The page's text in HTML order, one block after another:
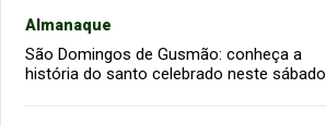
Almanaque
São Domingos de Gusmão: conheça a
história do santo celebrado neste sábado